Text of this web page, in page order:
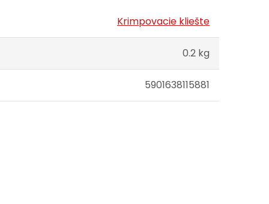
Krimpovacie kliešte
0.2 kg
5901638115881